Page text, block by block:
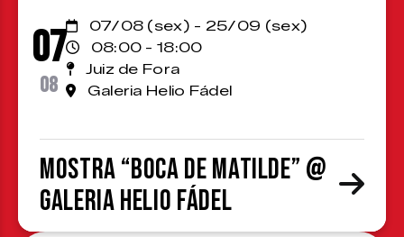
07
08
07/08 (sex) - 25/09 (sex)
08:00 - 18:00
Juiz de Fora
Galeria Helio Fádel
Mostra “Boca de Matilde” @
Galeria Helio Fádel